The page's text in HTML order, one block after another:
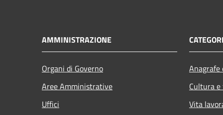
AMMINISTRAZIONE
Organi di Governo
Aree Amministrative
Uffici
Cultura
Vita